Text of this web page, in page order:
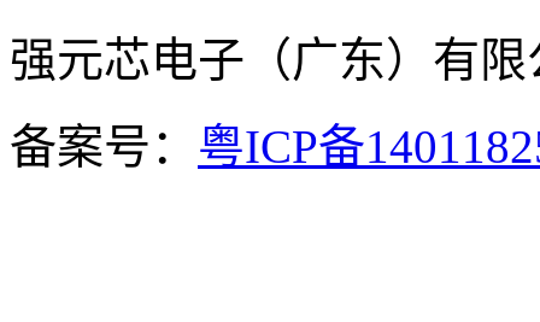
强元芯电子（广东）
备案号： 粤ICP备